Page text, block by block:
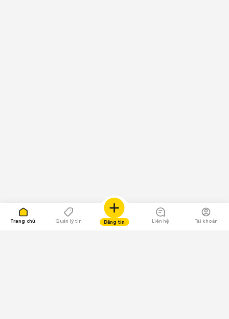
Trang chủ Quản lý tin Đăng tin Liên hệ Tài khoản